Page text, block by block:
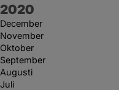
År:
2020
December
November
Oktober
September
Augusti
Juli